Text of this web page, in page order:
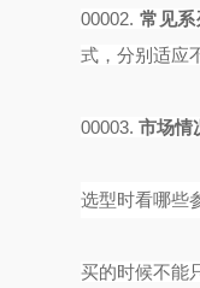
00002. 常见系
式，分别适应
00003.市场情
选型时看哪些
买的时候不能